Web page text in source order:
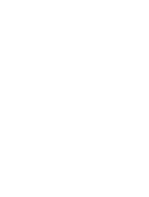
ト・レポ